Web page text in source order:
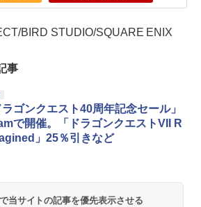
BIRD STUDIO/SQUARE ENIX
事
ラゴンクエスト40周年記念セール」
で開催。「ドラゴンクエストVII R
」25％引きなど
当サイトの記事を優先表示させる